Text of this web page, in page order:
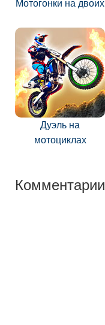
Мотогонки на двоих
Дуэль на
мотоциклах
Комментарии